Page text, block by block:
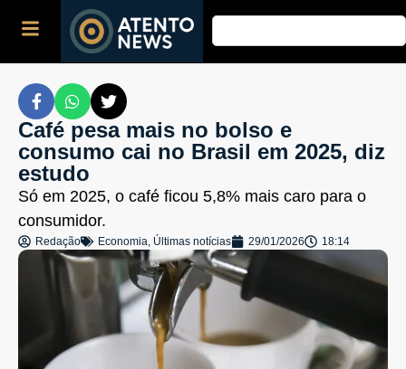
Café pesa mais no bolso e
consumo cai no Brasil em 2025, diz
estudo
Só em 2025, o café ficou 5,8% mais caro para o
consumidor.
Redação Economia, Últimas notícias 29/01/2026 18:14